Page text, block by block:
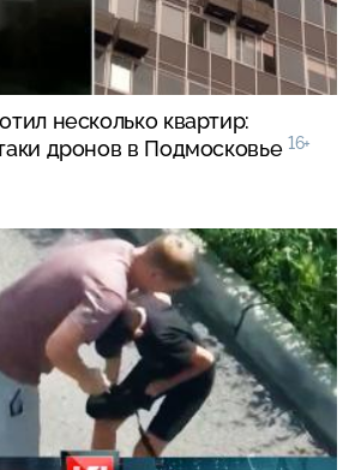
несколько квартир:
дронов в Подмосковье 16+